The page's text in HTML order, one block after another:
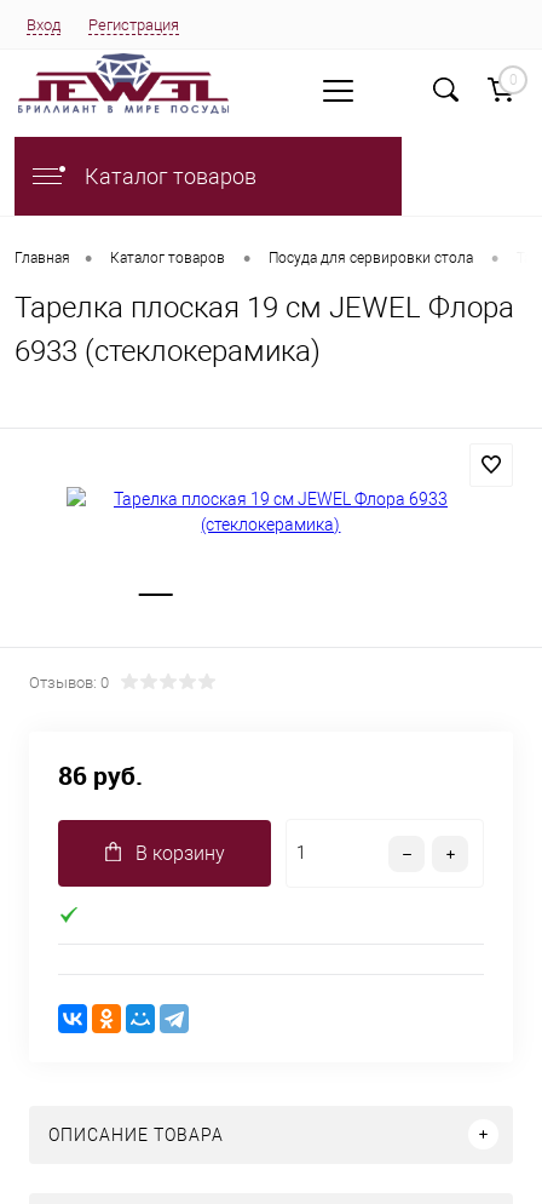
Вход Регистрация
0
Каталог товаров
Главная • Каталог товаров • Посуда для сервировки стола •
Тарелка плоская 19 см JEWEL Флора
6933 (стеклокерамика)
Отзывов: 0
86 руб.
В корзину
ОПИСАНИЕ ТОВАРА